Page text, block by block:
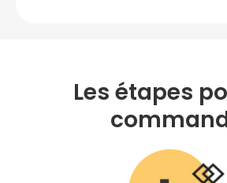
Les étapes